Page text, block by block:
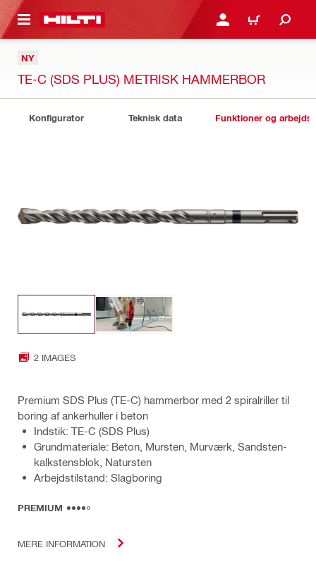
HOVEDINDHOLD LOG IND ELLER
INDKØBSKURV
NY
TE-C (SDS PLUS) METRISK HAMMERBOR
Konfigurator Teknisk data Funktioner og
2 IMAGES
Premium SDS Plus (TE-C) hammerbor med 2 spiralriller til
boring af ankerhuller i beton
Indstik: TE-C (SDS Plus)
Grundmateriale: Beton, Mursten, Murværk, Sandsten-
kalkstensblok, Natursten
Arbejdstilstand: Slagboring
PREMIUM
MERE INFORMATION